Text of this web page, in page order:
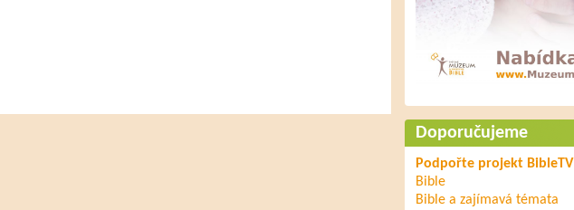
Doporučujeme
Podpořte projekt BibleTV
Bible
Bible a zajímavá témata